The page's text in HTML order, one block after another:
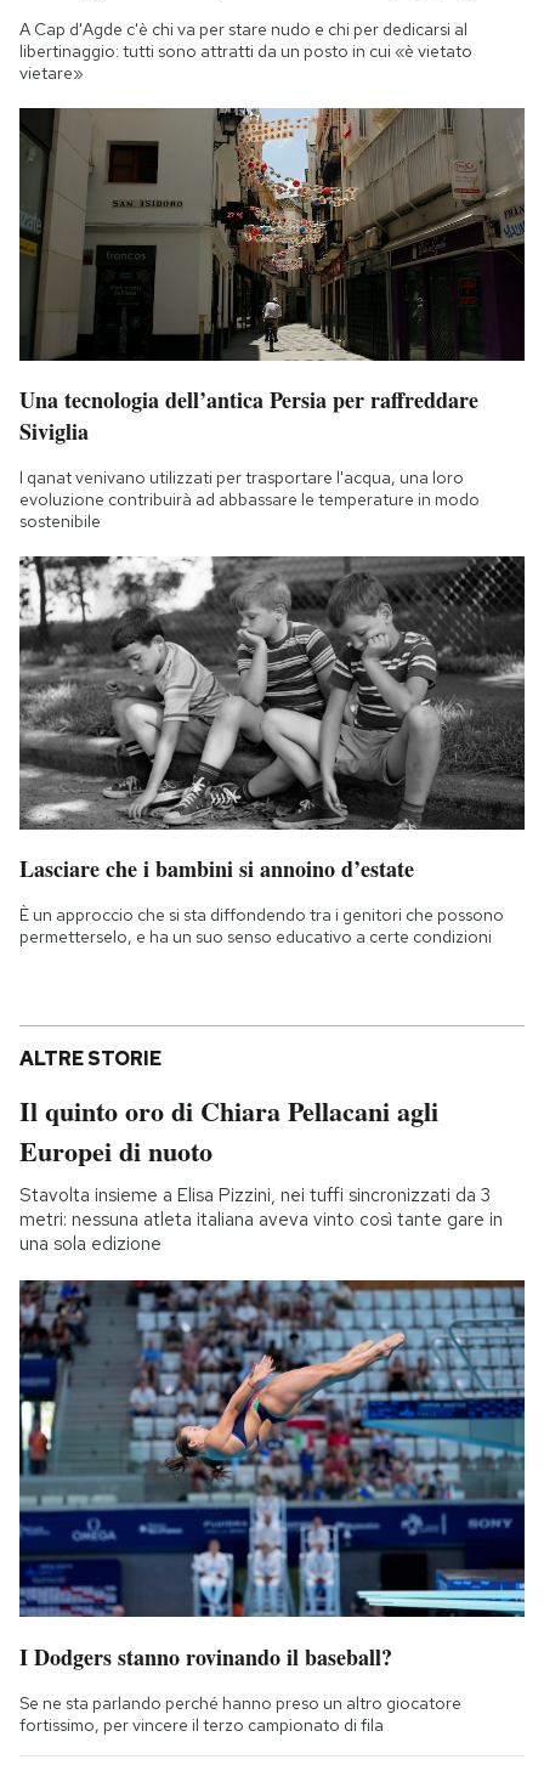
A Cap d'Agde c'è chi va per stare nudo e chi per dedicarsi al
libertinaggio: tutti sono attratti da un posto in cui «è vietato
vietare»
Una tecnologia dell’antica Persia per raffreddare
Siviglia
I qanat venivano utilizzati per trasportare l'acqua, una loro
evoluzione contribuirà ad abbassare le temperature in modo
sostenibile
Lasciare che i bambini si annoino d’estate
È un approccio che si sta diffondendo tra i genitori che possono
permetterselo, e ha un suo senso educativo a certe condizioni
ALTRE STORIE
Il quinto oro di Chiara Pellacani agli
Europei di nuoto
Stavolta insieme a Elisa Pizzini, nei tuffi sincronizzati da 3
metri: nessuna atleta italiana aveva vinto così tante gare in
una sola edizione
I Dodgers stanno rovinando il baseball?
Se ne sta parlando perché hanno preso un altro giocatore
fortissimo, per vincere il terzo campionato di fila